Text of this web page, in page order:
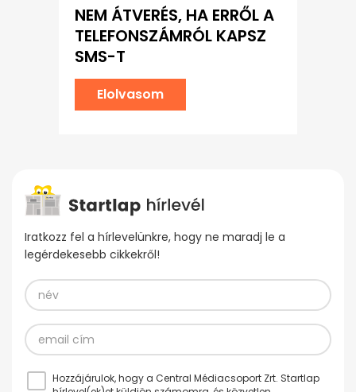
NEM ÁTVERÉS, HA ERRŐL A
TELEFONSZÁMRÓL KAPSZ
SMS-T
Elolvasom
Iratkozz fel a hírlevelünkre, hogy ne maradj le a
legérdekesebb cikkekről!
Hozzájárulok, hogy a Central Médiacsoport Zrt. Startlap